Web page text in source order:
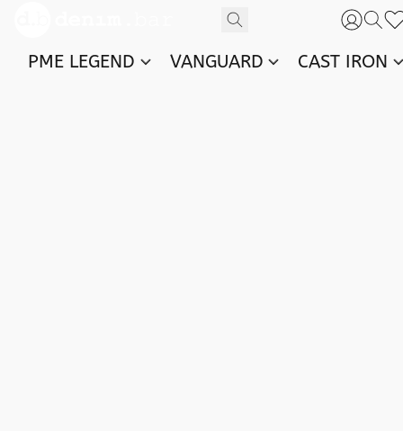
PME LEGEND VANGUARD CAST IRON